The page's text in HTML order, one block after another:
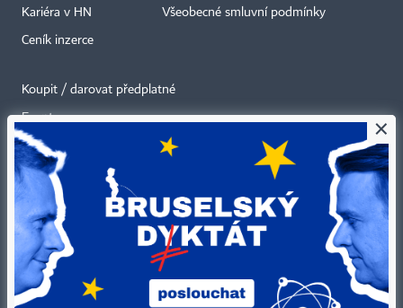
Kariéra v HN
Ceník inzerce
Všeobecné smluvní podmínky
Koupit / darovat předplatné
Eventy
Newslettery
RSS kanály
Autorská práva vykonává vydavatel. Bez písemného svolení vydavatele je
zakázáno jakékoli užití částí nebo celku díla, zejména rozmnožování a šíření
jakýmkoli způsobem, mechanickým nebo elektronickým, v českém nebo
jiném jazyce. Bez souhlasu vydavatele je zakázáno též rozmnožování
obsahu pro účely automatizované analýzy textů nebo dat
×